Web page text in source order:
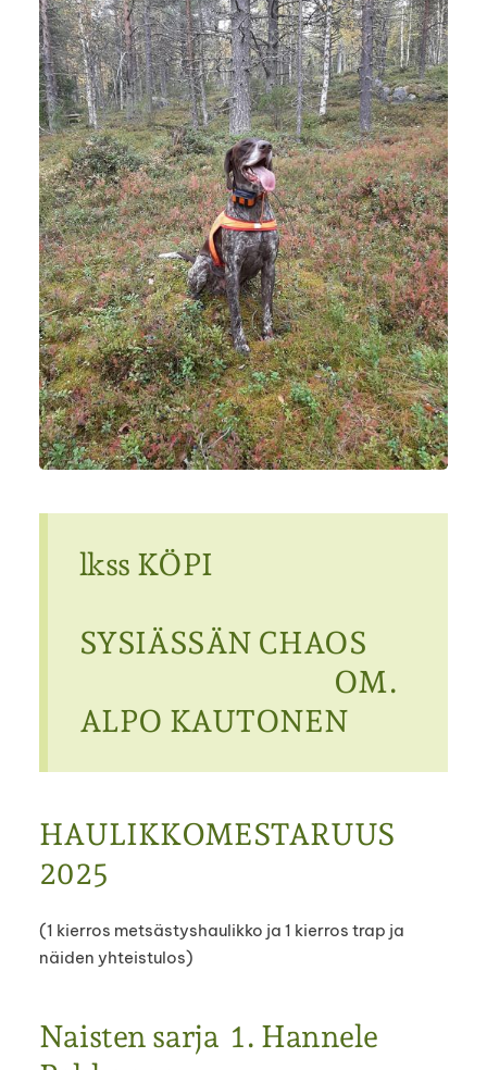
lkss KÖPI
SYSIÄSSÄN CHAOS
OM.
ALPO KAUTONEN
HAULIKKOMESTARUUS
2025
(1 kierros metsästyshaulikko ja 1 kierros trap ja
näiden yhteistulos)
Naisten sarja 1. Hannele